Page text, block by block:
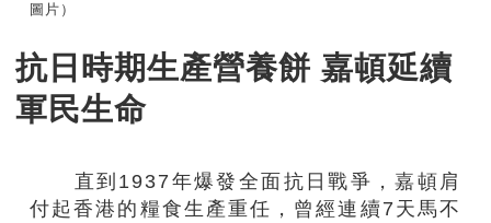
圖片）
抗日時期生產營養餅 嘉頓延續
軍民生命
直到1937年爆發全面抗日戰爭，嘉頓肩
付起香港的糧食生產重任，曾經連續7天馬不